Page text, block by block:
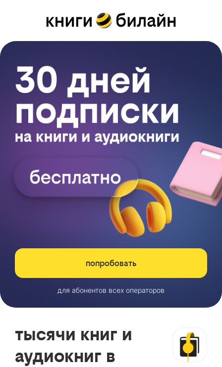
попробовать
для абонентов всех операторов
тысячи книг и
аудиокниг в